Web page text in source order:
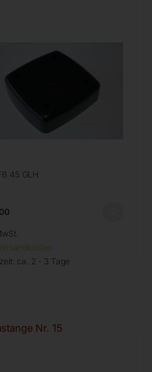
45 GLH
ca. 2 - 3 Tage
Nr. 15